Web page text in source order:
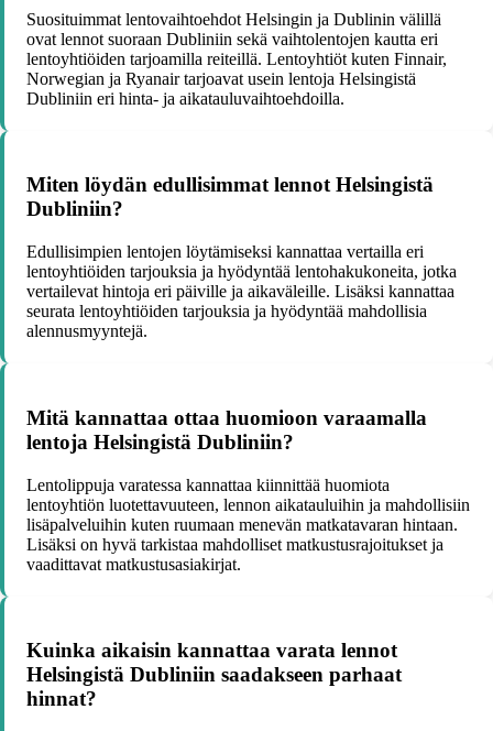
Suosituimmat lentovaihtoehdot Helsingin ja Dublinin välillä
ovat lennot suoraan Dubliniin sekä vaihtolentojen kautta eri
lentoyhtiöiden tarjoamilla reiteillä. Lentoyhtiöt kuten Finnair,
Norwegian ja Ryanair tarjoavat usein lentoja Helsingistä
Dubliniin eri hinta- ja aikatauluvaihtoehdoilla.
Miten löydän edullisimmat lennot Helsingistä
Dubliniin?
Edullisimpien lentojen löytämiseksi kannattaa vertailla eri
lentoyhtiöiden tarjouksia ja hyödyntää lentohakukoneita, jotka
vertailevat hintoja eri päiville ja aikaväleille. Lisäksi kannattaa
seurata lentoyhtiöiden tarjouksia ja hyödyntää mahdollisia
alennusmyyntejä.
Mitä kannattaa ottaa huomioon varaamalla
lentoja Helsingistä Dubliniin?
Lentolippuja varatessa kannattaa kiinnittää huomiota
lentoyhtiön luotettavuuteen, lennon aikatauluihin ja mahdollisiin
lisäpalveluihin kuten ruumaan menevän matkatavaran hintaan.
Lisäksi on hyvä tarkistaa mahdolliset matkustusrajoitukset ja
vaadittavat matkustusasiakirjat.
Kuinka aikaisin kannattaa varata lennot
Helsingistä Dubliniin saadakseen parhaat
hinnat?